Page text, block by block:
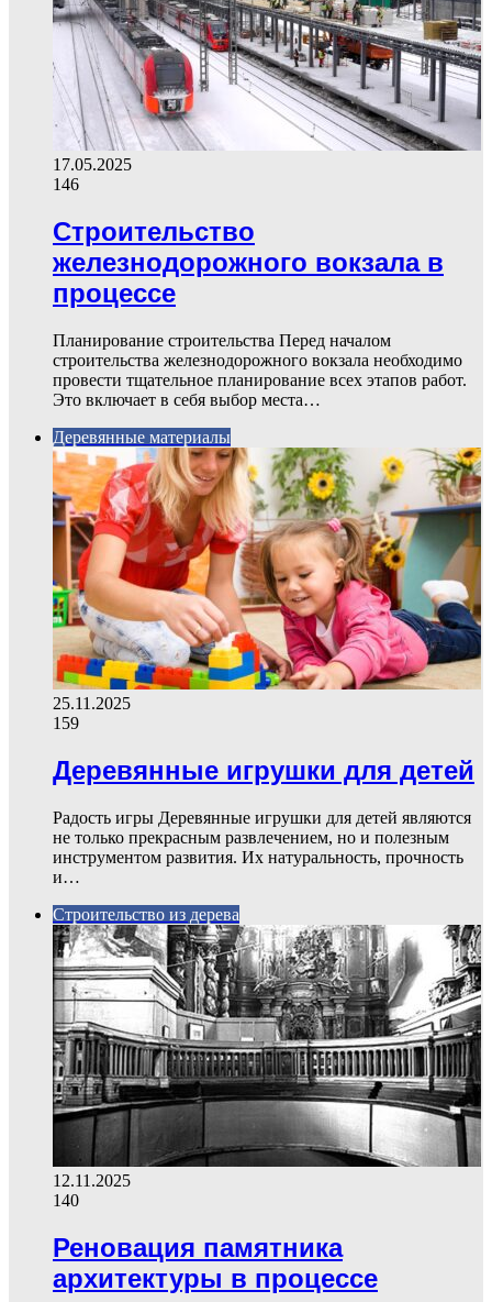
17.05.2025
146
Строительство
железнодорожного вокзала в
процессе
Планирование строительства Перед началом
строительства железнодорожного вокзала необходимо
провести тщательное планирование всех этапов работ.
Это включает в себя выбор места…
Деревянные материалы
25.11.2025
159
Деревянные игрушки для детей
Радость игры Деревянные игрушки для детей являются
не только прекрасным развлечением, но и полезным
инструментом развития. Их натуральность, прочность
и…
Строительство из дерева
12.11.2025
140
Реновация памятника
архитектуры в процессе